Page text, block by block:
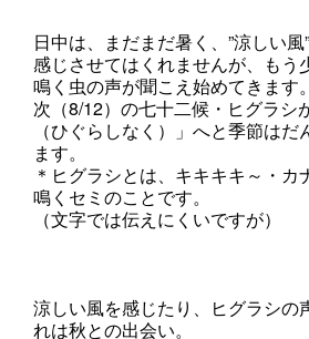
日中は、まだまだ暑く、”涼しい
感じさせてはくれませんが、もう
鳴く虫の声が聞こえ始めてきます。
次（8/12）の七十二候・ヒグラシ
（ひぐらしなく）」へと季節はだ
ます。
＊ヒグラシとは、キキキキ～・カ
鳴くセミのことです。
（文字では伝えにくいですが）
涼しい風を感じたり、ヒグラシの
れは秋との出会い。